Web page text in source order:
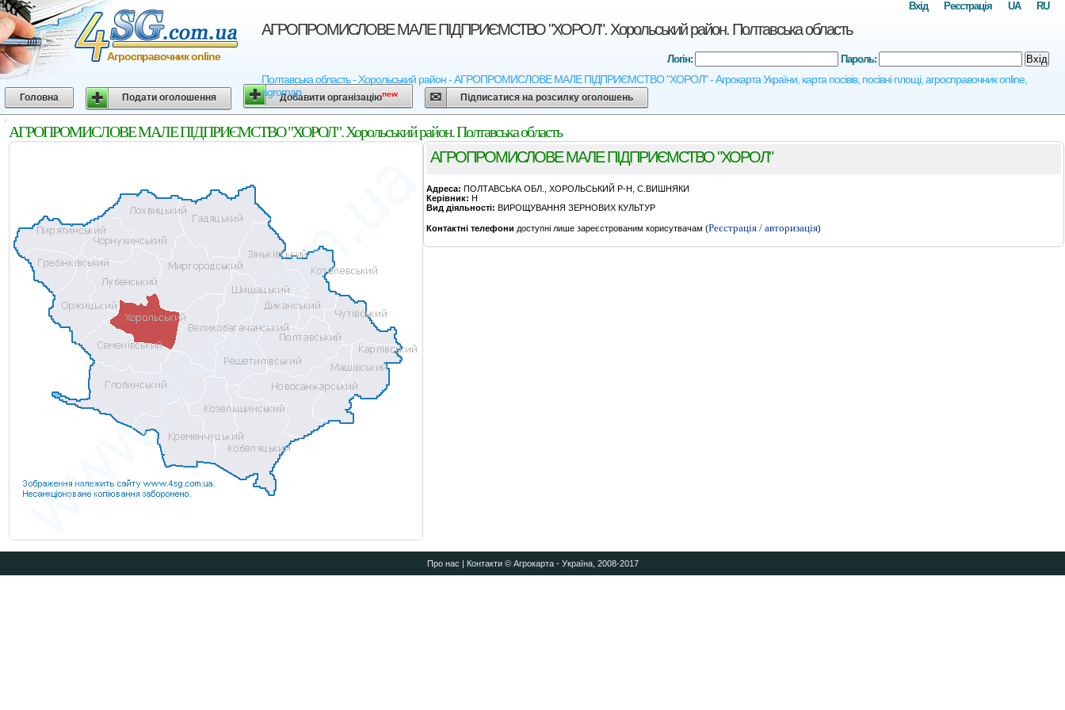
АГРОПРОМИСЛОВЕ МАЛЕ ПIДПРИЄМСТВО "ХОРОЛ". Хорольський район. Полтавська область
Полтавська область - Хорольський район - АГРОПРОМИСЛОВЕ МАЛЕ ПIДПРИЄМСТВО "ХОРОЛ" - Агрокарта України, карта посівів, посівні площі, агросправочник online,
agromap
Агросправочник online
RU
UA
Реєстрація
Вхід
Логін: Пароль: Вхід
Головна Подати оголошення Добавити організаціюnew Підписатися на розсилку оголошень
АГРОПРОМИСЛОВЕ МАЛЕ ПIДПРИЄМСТВО "ХОРОЛ". Хорольський район. Полтавська область
АГРОПРОМИСЛОВЕ МАЛЕ ПIДПРИЄМСТВО "ХОРОЛ"
Адреса: ПОЛТАВСЬКА ОБЛ., ХОРОЛЬСЬКИЙ Р-Н, С.ВИШНЯКИ
Керівник: Н
Вид діяльності: ВИРОЩУВАННЯ ЗЕРНОВИХ КУЛЬТУР
Контактні телефони доступні лише зареєстрованим корисутвачам (Реєстрація / авторизація)
Про нас | Контакти© Агрокарта - Україна, 2008-2017